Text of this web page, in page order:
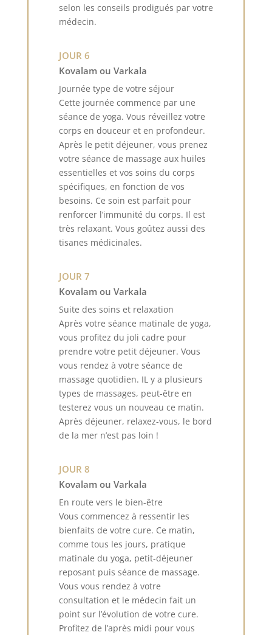
selon les conseils prodigués par votre
médecin.
JOUR 6
Kovalam ou Varkala
Journée type de votre séjour
Cette journée commence par une
séance de yoga. Vous réveillez votre
corps en douceur et en profondeur.
Après le petit déjeuner, vous prenez
votre séance de massage aux huiles
essentielles et vos soins du corps
spécifiques, en fonction de vos
besoins. Ce soin est parfait pour
renforcer l’immunité du corps. Il est
très relaxant. Vous goûtez aussi des
tisanes médicinales.
JOUR 7
Kovalam ou Varkala
Suite des soins et relaxation
Après votre séance matinale de yoga,
vous profitez du joli cadre pour
prendre votre petit déjeuner. Vous
vous rendez à votre séance de
massage quotidien. IL y a plusieurs
types de massages, peut-être en
testerez vous un nouveau ce matin.
Après déjeuner, relaxez-vous, le bord
de la mer n’est pas loin !
JOUR 8
Kovalam ou Varkala
En route vers le bien-être
Vous commencez à ressentir les
bienfaits de votre cure. Ce matin,
comme tous les jours, pratique
matinale du yoga, petit-déjeuner
reposant puis séance de massage.
Vous vous rendez à votre
consultation et le médecin fait un
point sur l’évolution de votre cure.
Profitez de l’après midi pour vous